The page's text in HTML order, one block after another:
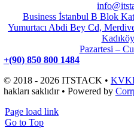
Business İstanbul B Blok
Yumurtacı Abdi Bey Cd,
Pazartesi –
+(90) 850 800 1484
© 2018 - 2026 ITSTACK •
hakları saklıdır • Powered by
Page load link
Go to Top